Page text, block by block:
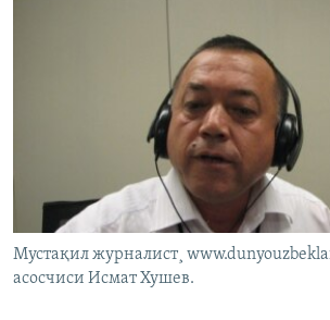
Озодлик бошқа тилларда
Мустақил журналист¸
асосчиси Исмат Хушев.